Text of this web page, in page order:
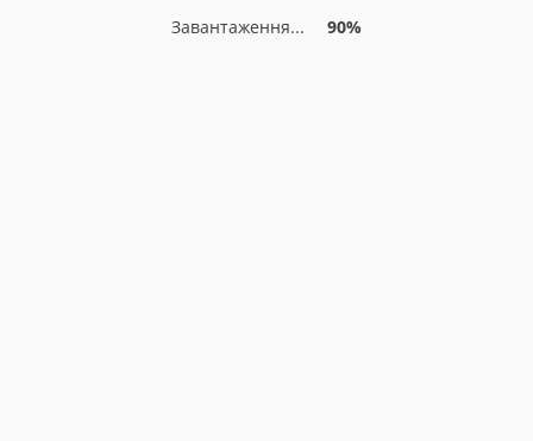
Завантаження... 90%